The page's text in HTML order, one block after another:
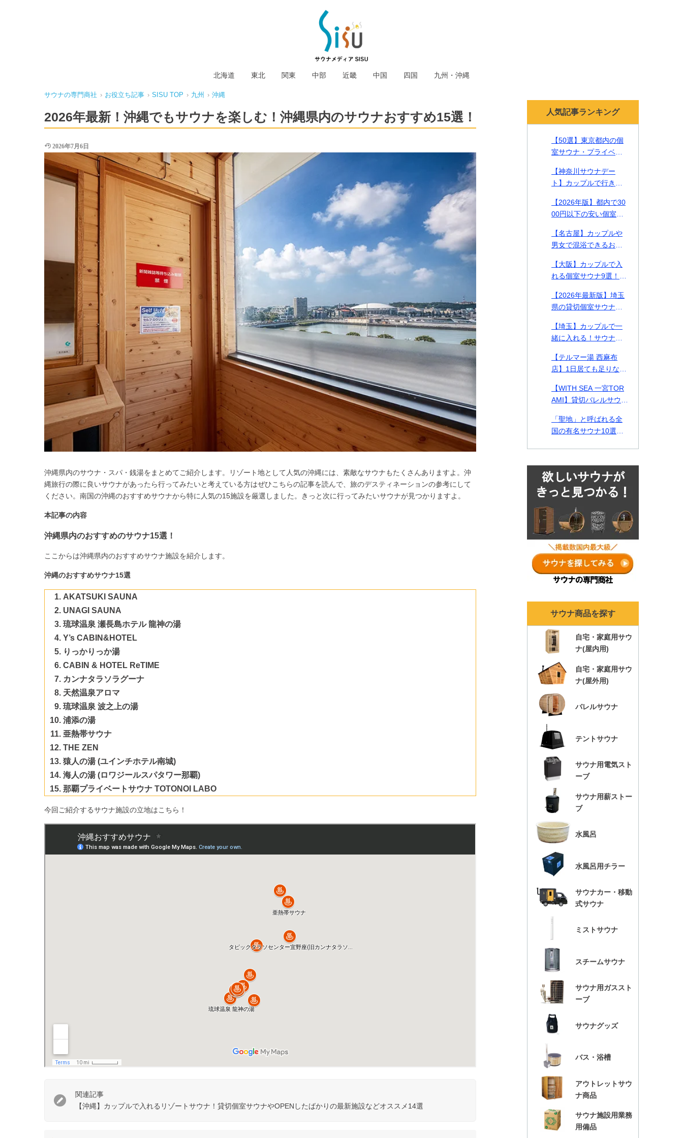
北海道 東北 関東 中部 近畿 中国 四国 九州・沖縄
サウナの専門商社 › お役立ち記事 › SISU TOP › 九州 › 沖縄
2026年最新！沖縄でもサウナを楽しむ！沖縄県内のサウナおすすめ15選！
2026年7月6日
沖縄県内のサウナ・スパ・銭湯をまとめてご紹介します。リゾート地として人気の沖縄には、素敵なサウナもたくさんありますよ。沖
縄旅行の際に良いサウナがあったら行ってみたいと考えている方はぜひこちらの記事を読んで、旅のデスティネーションの参考にして
ください。南国の沖縄のおすすめサウナから特に人気の15施設を厳選しました。きっと次に行ってみたいサウナが見つかりますよ。
本記事の内容
沖縄県内のおすすめのサウナ15選！
ここからは沖縄県内のおすすめサウナ施設を紹介します。
沖縄のおすすめサウナ15選
AKATSUKI SAUNA
UNAGI SAUNA
琉球温泉 瀬長島ホテル 龍神の湯
Y’s CABIN&HOTEL
りっかりっか湯
CABIN & HOTEL ReTIME
カンナタラソラグーナ
天然温泉アロマ
琉球温泉 波之上の湯
浦添の湯
亜熱帯サウナ
THE ZEN
猿人の湯 (ユインチホテル南城)
海人の湯 (ロワジールスパタワー那覇)
那覇プライベートサウナ TOTONOI LABO
今回ご紹介するサウナ施設の立地はこちら！
関連記事
【沖縄】カップルで入れるリゾートサウナ！貸切個室サウナやOPENしたばかりの最新施設などオススメ14選
人気記事ランキング
【50選】東京都内の個
室サウナ・プライベー
なリラックスタイムを
【2026年最新】
【神奈川サウナデー
ト】カップルで行きた
2選をご紹介！
【2026年版】都内で30
00円以下の安い個室サ
る施設を徹底比較【料
金表付き】
【名古屋】カップルや
男女で混浴できるおす
プライベートサウナ9
選！
【大阪】カップルで入
れる個室サウナ9選！貸
サウナや2026年最新施
設も紹介！
【2026年最新版】埼玉
県の貸切個室サウナ・
すすめ14選！カップル
や男女で使える施設も
紹介
【埼玉】カップルで一
緒に入れる！サウナデ
紹介！
【テルマー湯 西麻布
店】1日居ても足りない
をとっても高クオリテ
ィな西麻布テルマー湯
を徹底解剖！
【WITH SEA 一宮TOR
AMI】貸切バレルサウナ
一宮TORAMIで海とサ
ウナを味わう
「聖地」と呼ばれる全
国の有名サウナ10選！
ナランキングも各年ま
とめ！
サウナ商品を探す
自宅・家庭用サウ
ナ(屋内用)
自宅・家庭用サウ
ナ(屋外用)
バレルサウナ
テントサウナ
サウナ用電気スト
ーブ
サウナ用薪ストー
ブ
水風呂
水風呂用チラー
サウナカー・移動
式サウナ
ミストサウナ
スチームサウナ
サウナ用ガススト
ーブ
サウナグッズ
バス・浴槽
アウトレットサウ
ナ商品
サウナ施設用業務
用備品